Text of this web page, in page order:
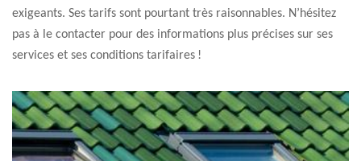
exigeants. Ses tarifs sont pourtant très raisonnables. N’hésitez
pas à le contacter pour des informations plus précises sur ses
services et ses conditions tarifaires !